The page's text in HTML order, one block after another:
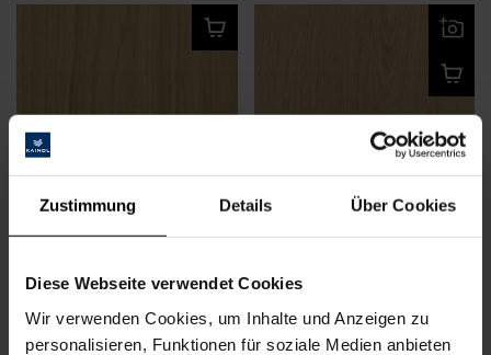
Zustimmung Details Über Cookies
Diese Webseite verwendet Cookies
Wir verwenden Cookies, um Inhalte und Anzeigen zu
personalisieren, Funktionen für soziale Medien anbieten
Roble Castilla Zamora
Epic Grain